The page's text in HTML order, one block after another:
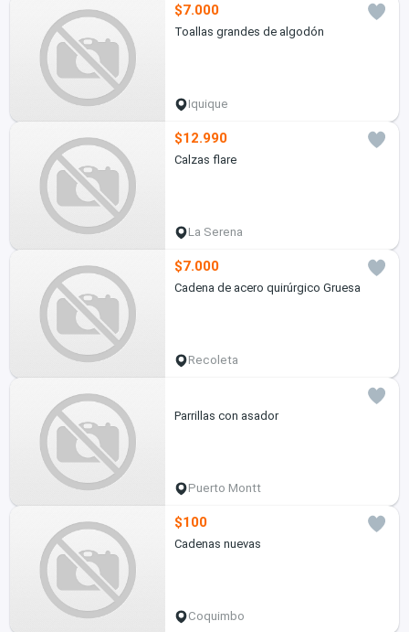
$7.000
Toallas grandes de algodón
Iquique
$12.990
Calzas flare
La Serena
$7.000
Cadena de acero quirúrgico Gruesa
Recoleta
Parrillas con asador
Puerto Montt
$100
Cadenas nuevas
Coquimbo